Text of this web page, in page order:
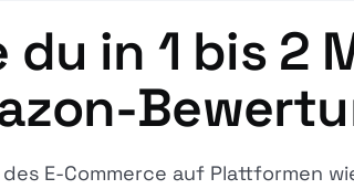
du in 1 bis 2
E-Commerce auf Plattformen